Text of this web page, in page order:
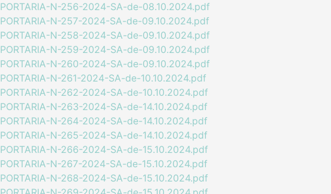
PORTARIA-N-256-2024-SA-de-08.10.2024.pdf
PORTARIA-N-257-2024-SA-de-09.10.2024.pdf
PORTARIA-N-258-2024-SA-de-09.10.2024.pdf
PORTARIA-N-259-2024-SA-de-09.10.2024.pdf
PORTARIA-N-260-2024-SA-de-09.10.2024.pdf
PORTARIA-N-261-2024-SA-de-10.10.2024.pdf
PORTARIA-N-262-2024-SA-de-10.10.2024.pdf
PORTARIA-N-263-2024-SA-de-14.10.2024.pdf
PORTARIA-N-264-2024-SA-de-14.10.2024.pdf
PORTARIA-N-265-2024-SA-de-14.10.2024.pdf
PORTARIA-N-266-2024-SA-de-15.10.2024.pdf
PORTARIA-N-267-2024-SA-de-15.10.2024.pdf
PORTARIA-N-268-2024-SA-de-15.10.2024.pdf